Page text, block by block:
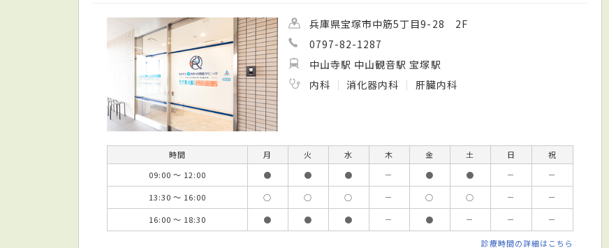
兵庫県宝塚市中筋5丁目9-28 2F
0797-82-1287
中山寺駅 中山観音駅 宝塚駅
内科
消化器内科 肝臓内科
時間 月 火 水 木 金 土 日
祝
09:00 ～ 12:00
● ● ● － ● ● －
－
13:30 ～ 16:00
○ ○ ○ － ○ ○ －
－
16:00 ～ 18:30
● ● ● － ● － － －
診療時間の詳細はこちら